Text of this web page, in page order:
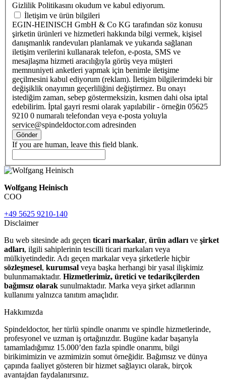
Gizlilik Politikasını okudum ve kabul ediyorum.
İletişim ve ürün bilgileri
EGIN-HEINISCH GmbH & Co KG tarafından söz konusu
şirketin ürünleri ve hizmetleri hakkında bilgi vermek, kişisel
danışmanlık randevuları planlamak ve yukarıda sağlanan
iletişim verilerini kullanarak telefon, e-posta, SMS ve
mesajlaşma hizmeti aracılığıyla görüş veya müşteri
memnuniyeti anketleri yapmak için benimle iletişime
geçilmesini kabul ediyorum (reklam). İletişim bilgilerimdeki bir
değişiklik onayımın geçerliliğini değiştirmez. Bu onayı
istediğim zaman, sebep göstermeksizin, kısmen dahi olsa iptal
edebilirim. İptal gayri resmi olarak yapılabilir - örneğin 05625
9210 0 numaralı telefondan veya e-posta yoluyla
service@spindeldoctor.com adresinden
Gönder
If you are human, leave this field blank.
Wolfgang Heinisch
COO
+49 5625 9210-140
Disclaimer
Bu web sitesinde adı geçen ticari markalar, ürün adları ve şirket
adları, ilgili sahiplerinin tescilli ticari markaları veya
mülkiyetindedir. Adı geçen markalar veya şirketlerle hiçbir
sözleşmesel, kurumsal veya başka herhangi bir yasal ilişkimiz
bulunmamaktadır. Hizmetlerimiz, üretici ve tedarikçilerden
bağımsız olarak sunulmaktadır. Marka veya şirket adlarının
kullanımı yalnızca tanıtım amaçlıdır.
Hakkımızda
Spindeldoctor, her türlü spindle onarımı ve spindle hizmetlerinde,
profesyonel ve uzman iş ortağınızdır. Bugüne kadar başarıyla
tamamladığımız 15.000’den fazla spindle onarımı, bilgi
birikimimizin ve azmimizin somut örneğidir. Bağımsız ve dünya
çapında faaliyet gösteren bir hizmet sağlayıcı olarak, birçok
avantajdan faydalanırsınız.